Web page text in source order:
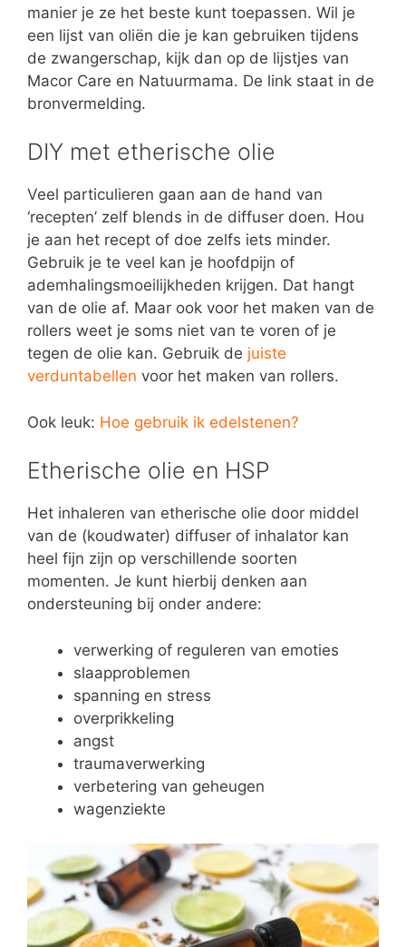
manier je ze het beste kunt toepassen. Wil je
een lijst van oliën die je kan gebruiken tijdens
de zwangerschap, kijk dan op de lijstjes van
Macor Care en Natuurmama. De link staat in de
bronvermelding.
DIY met etherische olie
Veel particulieren gaan aan de hand van
‘recepten’ zelf blends in de diffuser doen. Hou
je aan het recept of doe zelfs iets minder.
Gebruik je te veel kan je hoofdpijn of
ademhalingsmoeilijkheden krijgen. Dat hangt
van de olie af. Maar ook voor het maken van de
rollers weet je soms niet van te voren of je
tegen de olie kan. Gebruik de juiste
verduntabellen voor het maken van rollers.
Ook leuk: Hoe gebruik ik edelstenen?
Etherische olie en HSP
Het inhaleren van etherische olie door middel
van de (koudwater) diffuser of inhalator kan
heel fijn zijn op verschillende soorten
momenten. Je kunt hierbij denken aan
ondersteuning bij onder andere:
verwerking of reguleren van emoties
slaapproblemen
spanning en stress
overprikkeling
angst
traumaverwerking
verbetering van geheugen
wagenziekte